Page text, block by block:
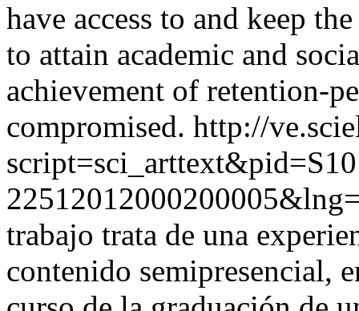
have access to and keep
to attain academic and
achievement of retention-
compromised. http://
trabajo trata de una
contenido semipresencial,